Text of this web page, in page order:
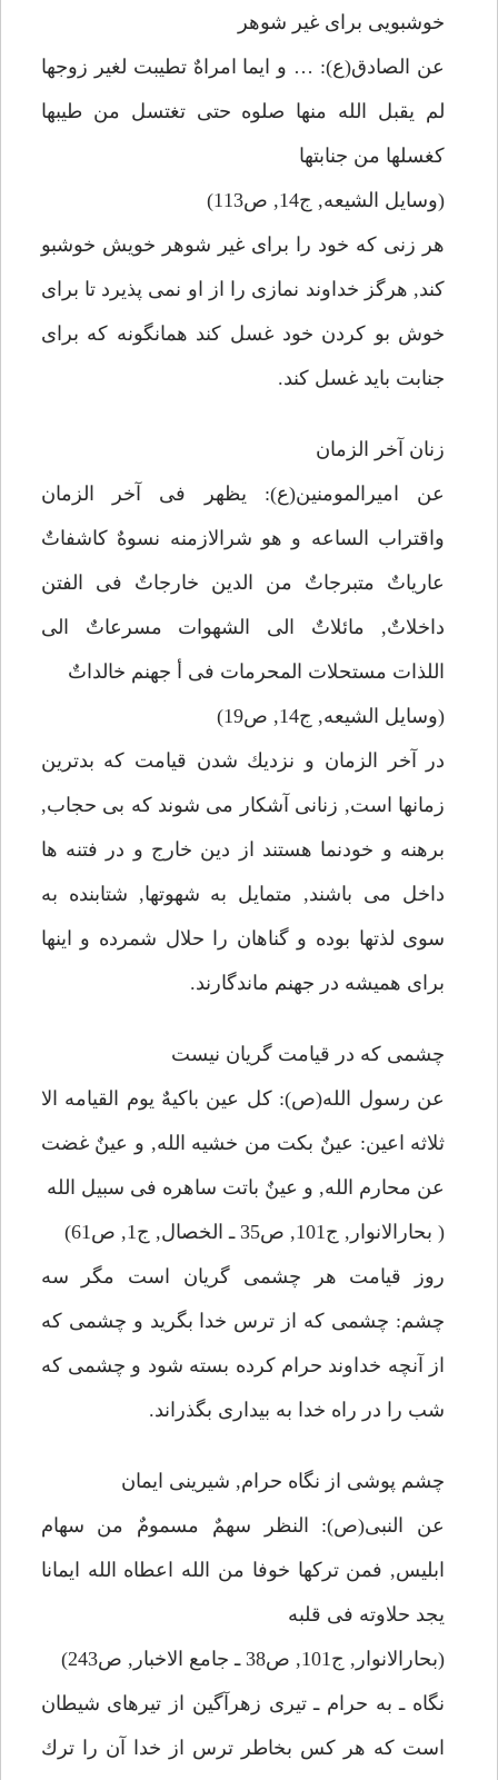
خوشبويى براى غير شوهر
عن الصادق(ع): … و ايما امراهٌ تطيبت لغير زوجها
لم يقبل الله منها صلوه حتى تغتسل من طيبها
كغسلها من جنابتها
(وسايل الشيعه, ج14, ص113)
هر زنى كه خود را براى غير شوهر خويش خوشبو
كند, هرگز خداوند نمازى را از او نمى پذيرد تا براى
خوش بو كردن خود غسل كند همانگونه كه براى
جنابت بايد غسل كند.
زنان آخر الزمان
عن اميرالمومنين(ع): يظهر فى آخر الزمان
واقتراب الساعه و هو شرالازمنه نسوهٌ كاشفاتٌ
عارياتٌ متبرجاتٌ من الدين خارجاتٌ فى الفتن
داخلاتٌ, مائلاتٌ الى الشهوات مسرعاتٌ الى
اللذات مستحلات المحرمات فى أ جهنم خالداتٌ
(وسايل الشيعه, ج14, ص19)
در آخر الزمان و نزديك شدن قيامت كه بدترين
زمانها است, زنانى آشكار مى شوند كه بى حجاب,
برهنه و خودنما هستند از دين خارج و در فتنه ها
داخل مى باشند, متمايل به شهوتها, شتابنده به
سوى لذتها بوده و گناهان را حلال شمرده و اينها
براى هميشه در جهنم ماندگارند.
چشمى كه در قيامت گريان نيست
عن رسول الله(ص): كل عين باكيهٌ يوم القيامه الا
ثلاثه اعين: عينٌ بكت من خشيه الله, و عينٌ غضت
عن محارم الله, و عينٌ باتت ساهره فى سبيل الله
( بحارالانوار, ج101, ص35 ـ الخصال, ج1, ص61)
روز قيامت هر چشمى گريان است مگر سه
چشم: چشمى كه از ترس خدا بگريد و چشمى كه
از آنچه خداوند حرام كرده بسته شود و چشمى كه
شب را در راه خدا به بيدارى بگذراند.
چشم پوشى از نگاه حرام, شيرينى ايمان
عن النبى(ص): النظر سهمٌ مسمومٌ من سهام
ابليس, فمن تركها خوفا من الله اعطاه الله ايمانا
يجد حلاوته فى قلبه
(بحارالانوار, ج101, ص38 ـ جامع الاخبار, ص243)
نگاه ـ به حرام ـ تيرى زهرآگين از تيرهاى شيطان
است كه هر كس بخاطر ترس از خدا آن را ترك